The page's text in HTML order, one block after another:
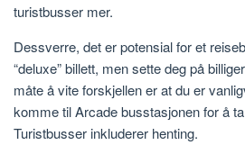
turistbusser mer.
Dessverre, det er potensial for et
“deluxe” billett, men sette deg på
måte å vite forskjellen er at du er
komme til Arcade busstasjonen for å
Turistbusser inkluderer henting.